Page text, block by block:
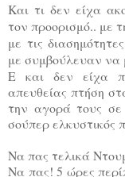
Και τι δεν είχα
τον προορισμό.. με
με τις
με συμβούλευαν να
Ε και δεν είχα
απευθείας πτήση
την αγορά τους σε
σούπερ ελκυστικός
Να πας τελικά
Να πας! 5 ώρες